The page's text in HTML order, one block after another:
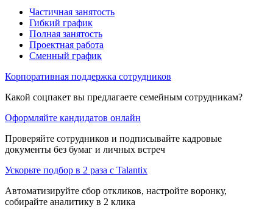
Частичная занятость
Гибкий график
Полная занятость
Проектная работа
Сменный график
Корпоративная поддержка сотрудников
Какой соцпакет вы предлагаете семейным сотрудникам?
Оформляйте кандидатов онлайн
Проверяйте сотрудников и подписывайте кадровые
документы без бумаг и личных встреч
Ускорьте подбор в 2 раза с Talantix
Автоматизируйте сбор откликов, настройте воронку,
собирайте аналитику в 2 клика